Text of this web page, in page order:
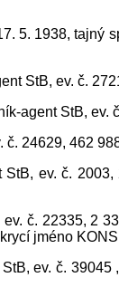
5. 1938,
StB, ev. č.
agent StB,
24629, 462
ev. č.
č. 22335, 2
jméno
ev. č.